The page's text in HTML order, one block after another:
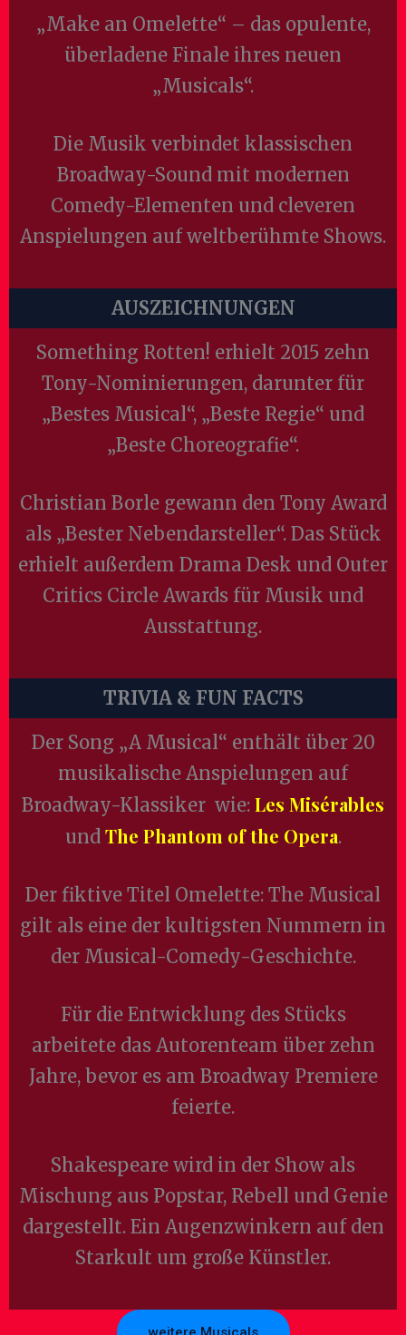
„Make an Omelette“ – das opulente,
überladene Finale ihres neuen
„Musicals“.
Die Musik verbindet klassischen
Broadway-Sound mit modernen
Comedy-Elementen und cleveren
Anspielungen auf weltberühmte Shows.
AUSZEICHNUNGEN
Something Rotten! erhielt 2015 zehn
Tony-Nominierungen, darunter für
„Bestes Musical“, „Beste Regie“ und
„Beste Choreografie“.
Christian Borle gewann den Tony Award
als „Bester Nebendarsteller“. Das Stück
erhielt außerdem Drama Desk und Outer
Critics Circle Awards für Musik und
Ausstattung.
TRIVIA & FUN FACTS
Der Song „A Musical“ enthält über 20
musikalische Anspielungen auf
Broadway-Klassiker wie: Les Misérables
und The Phantom of the Opera.
Der fiktive Titel Omelette: The Musical
gilt als eine der kultigsten Nummern in
der Musical-Comedy-Geschichte.
Für die Entwicklung des Stücks
arbeitete das Autorenteam über zehn
Jahre, bevor es am Broadway Premiere
feierte.
Shakespeare wird in der Show als
Mischung aus Popstar, Rebell und Genie
dargestellt. Ein Augenzwinkern auf den
Starkult um große Künstler.